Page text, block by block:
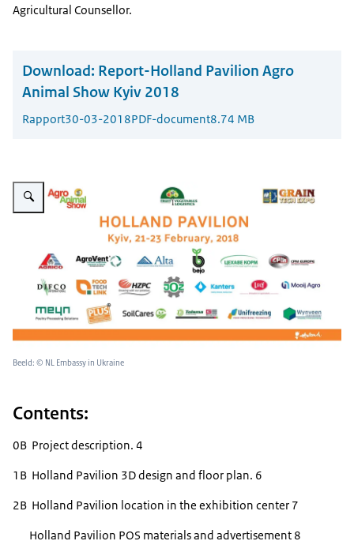
Agricultural Counsellor.
Download: Report-Holland Pavilion Agro
Animal Show Kyiv 2018
Rapport30-03-2018PDF-document8.74 MB
Vergroot afbeelding UA Holland Pavilion Agro Animal Show 2018
Beeld: © NL Embassy in Ukraine
Contents:
0B Project description. 4
1B Holland Pavilion 3D design and floor plan. 6
2B Holland Pavilion location in the exhibition center 7
Holland Pavilion POS materials and advertisement 8